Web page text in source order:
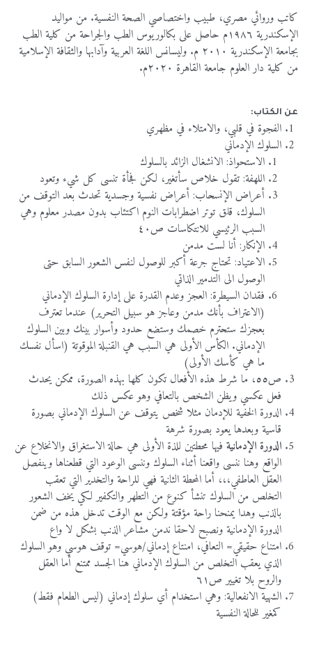
كاتب وروائي مصري، طبيب واختصاصي الصحة النفسية. من مواليد
الإسكندرية ١٩٨٦م حاصل على بكالوريوس الطب والجراحة من كلية الطب
بجامعة الإسكندرية ٢٠١٠ م. وليسانس اللغة العربية وآدابها والثقافة الإسلامية
من كلية دار العلوم جامعة القاهرة ٢٠٢٠م.
عن الكتاب:
الفجوة في قلبي، والامتلاء في مظهري
السلوك الإدماني
الاستحواذ: الانشغال الزائد بالسلوك
اللهفة: تقول خلاص سأتغير، لكن فجأة تنسى كل شيء وتعود
أعراض الإنسحاب: أعراض نفسية وجسدية تحدث بعد التوقف من
السلوك، قلق توتر اضطرابات النوم اكتئاب بدون مصدر معلوم وهي
السبب الرئيسي للانتكاسات ص٤٠
الإنكار: أنا لست مدمن
الاعتياد: تحتاج جرعة أكبر للوصول لنفس الشعور السابق حتى
الوصول الى التدمير الذاتي
فقدان السيطرة: العجز وعدم القدرة على إدارة السلوك الإدماني
(الاعتراف بأنك مدمن وعاجز هو سبيل التحرير) عندما تعترف
بعجزك ستحترم خصمك وستضع حدود وأسوار بينك وبين السلوك
الإدماني. الكأس الأولى هي السبب هي القنبلة الموقوتة (اسأل نفسك
ما هي كأسك الأولى)
ص٥٥، ما شرط هذه الأفعال تكون كلها بهذه الصورة، ممكن يحدث
فعل عكسي ويظن الشخص بالتعافي وهو عكس ذلك
الدورة الخفية للإدمان مثلا شخص يتوقف عن السلوك الإدماني بصورة
قاسية وبعدها يعود بصورة شرهة
الدورة الإدمانية فيها محطتين للذة الأولى هي حالة الاستغراق والانخلاع عن
الواقع وهنا ننسى واقعنا أثناء السلوك وننسى الوعود التي قطعناها وينفصل
العقل العاطفي،،، أما المحطة الثانية فهي للراحة والتخدير التي تعقب
التخلص من السلوك تنشأ كنوع من التطهر والتكفير لكي يخف الشعور
بالذنب وهدا يمنحنا راحة مؤقتة ولكن مع الوقت تدخل هذه من ضمن
الدورة الإدمانية ونصبح لاحقا ندمن مشاعر الذنب بشكل لا واع
امتناع حقيقي= التعافي، امنتاع إدماني/هوسي= توقف هوسي وهو السلوك
الذي يعقب التخلص من السلوك الإدماني هنا الجسد ممتنع أما العقل
والروح بلا تغيير ص٦١
الشهية الانفعالية: وهي استخدام أي سلوك إدماني (ليس الطعام فقط)
كمغير للحالة النفسية